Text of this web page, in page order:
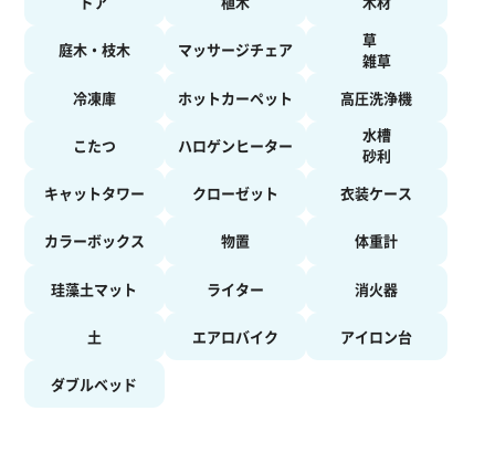
庭木・枝木 マッサージチェア
草
雑草
冷凍庫
ホットカーペット 高圧洗浄機
こたつ ハロゲンヒーター
水槽
砂利
キャットタワー
クローゼット 衣装ケース
カラーボックス 物置 体重計
珪藻土マット ライター 消火器
土 エアロバイク アイロン台
ダブルベッド